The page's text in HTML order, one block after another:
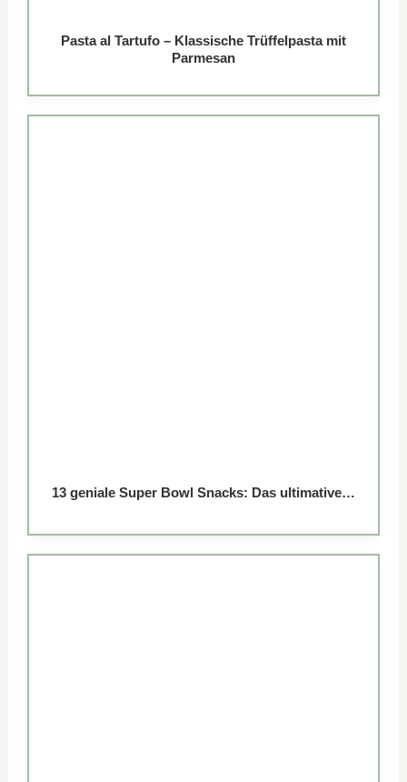
Pasta al Tartufo – Klassische Trüffelpasta mit
Parmesan
13 geniale Super Bowl Snacks: Das ultimative…